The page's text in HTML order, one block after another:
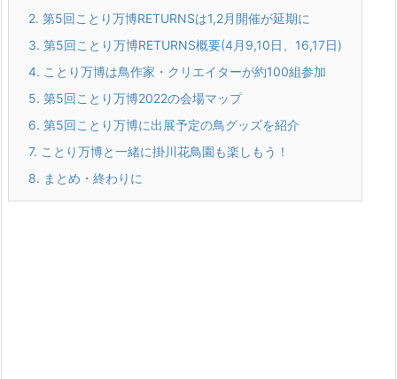
2. 第5回ことり万博RETURNSは1,2月開催が延期に
3. 第5回ことり万博RETURNS概要(4月9,10日、16,17日)
4. ことり万博は鳥作家・クリエイターが約100組参加
5. 第5回ことり万博2022の会場マップ
6. 第5回ことり万博に出展予定の鳥グッズを紹介
7. ことり万博と一緒に掛川花鳥園も楽しもう！
8. まとめ・終わりに